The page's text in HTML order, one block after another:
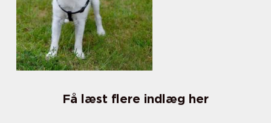
Få læst flere indlæg her